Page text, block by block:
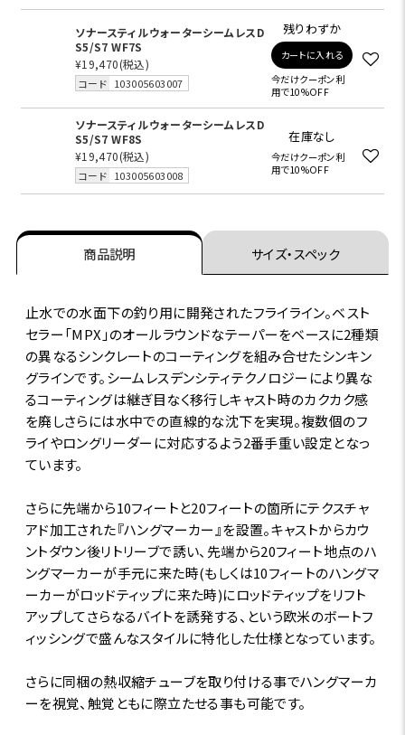
ソナースティルウォーターシームレスD
S5/S7 WF7S
¥19,470(税込)
コード 103005603007
残りわずか
カートに入れる
今だけクーポン利
用で10%OFF
ソナースティルウォーターシームレスD
S5/S7 WF8S
¥19,470(税込)
コード 103005603008
在庫なし
今だけクーポン利
用で10%OFF
商品説明 サイズ・スペック
止水での水面下の釣り用に開発されたフライライン。ベスト
セラー「MPX」のオールラウンドなテーパーをベースに2種類
の異なるシンクレートのコーティングを組み合せたシンキン
グラインです。シームレスデンシティテクノロジーにより異な
るコーティングは継ぎ目なく移行しキャスト時のカクカク感
を廃しさらには水中での直線的な沈下を実現。複数個のフ
ライやロングリーダーに対応するよう2番手重い設定となっ
ています。
さらに先端から10フィートと20フィートの箇所にテクスチャ
アド加工された『ハングマーカー』を設置。キャストからカウ
ントダウン後リトリーブで誘い、先端から20フィート地点のハ
ングマーカーが手元に来た時(もしくは10フィートのハングマ
ーカーがロッドティップに来た時)にロッドティップをリフト
アップしてさらなるバイトを誘発する、という欧米のボートフ
ィッシングで盛んなスタイルに特化した仕様となっています。
さらに同梱の熱収縮チューブを取り付ける事でハングマーカ
ーを視覚、触覚ともに際立たせる事も可能です。